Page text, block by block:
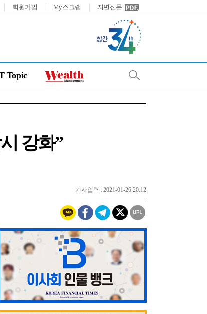
회원가입 My스크랩 지면신문
Topic
강화”
기사입력 : 2021-01-26 20:12